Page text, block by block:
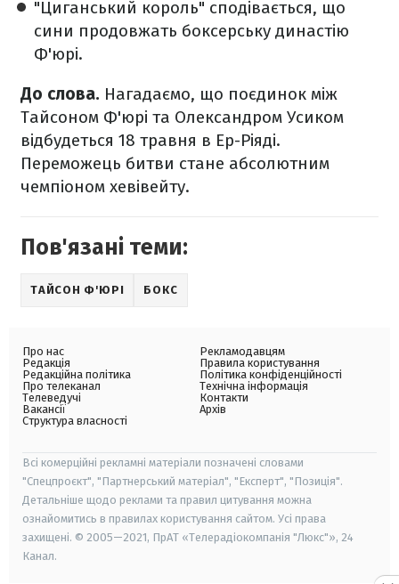
"Циганський король" сподівається, що
сини продовжать боксерську династію
Ф'юрі.
До слова. Нагадаємо, що поєдинок між
Тайсоном Ф'юрі та Олександром Усиком
відбудеться 18 травня в Ер-Ріяді.
Переможець битви стане абсолютним
чемпіоном хевівейту.
Пов'язані теми:
ТАЙСОН Ф'ЮРІ БОКС
Про нас
Редакція
Редакційна політика
Про телеканал
Телеведучі
Вакансії
Структура власності
Рекламодавцям
Правила користування
Політика конфіденційності
Технічна інформація
Контакти
Архів
Всі комерційні рекламні матеріали позначені словами
"Спецпроєкт", "Партнерський матеріал", "Експерт", "Позиція".
Детальніше щодо реклами та правил цитування можна
ознайомитись в правилах користування сайтом. Усі права
захищені. © 2005—2021, ПрАТ «Телерадіокомпанія "Люкс"», 24
Канал.